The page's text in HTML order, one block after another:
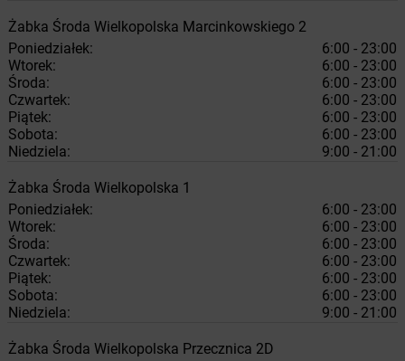
Żabka Środa Wielkopolska Marcinkowskiego 2
Poniedziałek:
6:00 - 23:00
Wtorek:
6:00 - 23:00
Środa:
6:00 - 23:00
Czwartek:
6:00 - 23:00
Piątek:
6:00 - 23:00
Sobota:
6:00 - 23:00
Niedziela:
9:00 - 21:00
Żabka Środa Wielkopolska 1
Poniedziałek:
6:00 - 23:00
Wtorek:
6:00 - 23:00
Środa:
6:00 - 23:00
Czwartek:
6:00 - 23:00
Piątek:
6:00 - 23:00
Sobota:
6:00 - 23:00
Niedziela:
9:00 - 21:00
Żabka Środa Wielkopolska Przecznica 2D